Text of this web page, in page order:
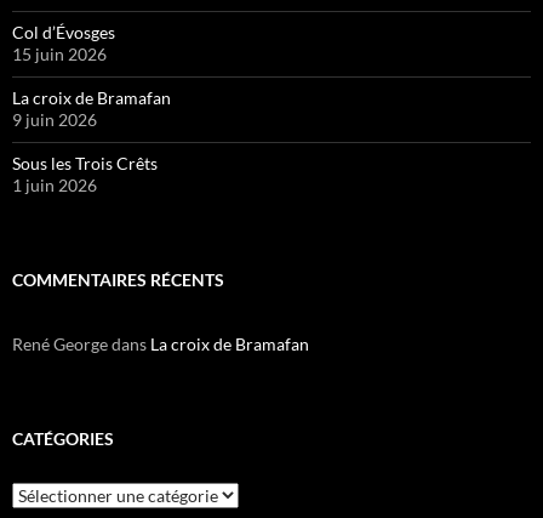
Col d’Évosges
15 juin 2026
La croix de Bramafan
9 juin 2026
Sous les Trois Crêts
1 juin 2026
COMMENTAIRES RÉCENTS
René Georgedans La croix de Bramafan
CATÉGORIES
Catégories